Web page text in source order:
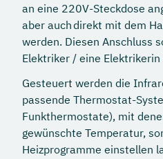
an eine 220V-Steckdose
aber auch direkt mit dem
werden. Diesen Anschluss
Elektriker / eine Elektrikerin
Gesteuert werden die
passende Thermostat-
Funkthermostate), mit
gewünschte Temperatur,
Heizprogramme einstellen